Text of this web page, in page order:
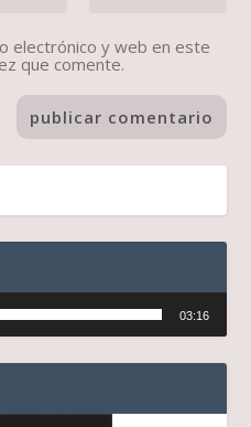
electrónico y web en este
que comente.
03:16